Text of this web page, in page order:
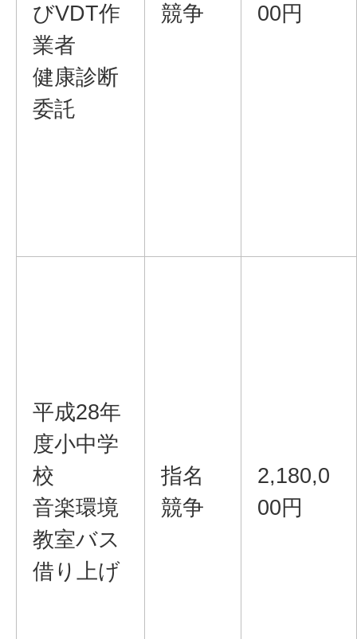
びVDT作
業者
健康診断
委託
競争
00円
平成28年
度小中学
校
音楽環境
教室バス
借り上げ
指名
競争
2,180,0
00円